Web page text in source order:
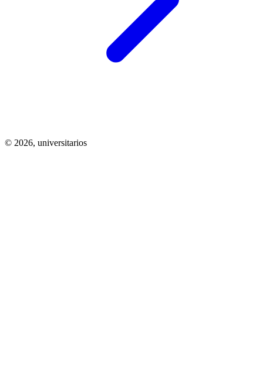
© 2026, universitarios